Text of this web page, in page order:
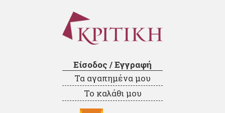
Είσοδος / Εγγραφή
Τα αγαπημένα μου
Το καλάθι μου